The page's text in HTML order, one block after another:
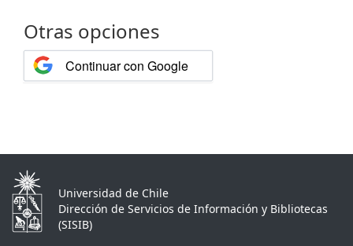
Otras opciones
Continuar con Google
Universidad de Chile
Dirección de Servicios de Información y Bibliotecas
(SISIB)